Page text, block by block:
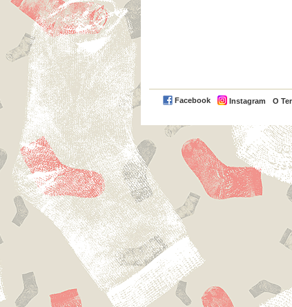
Facebook Instagram O